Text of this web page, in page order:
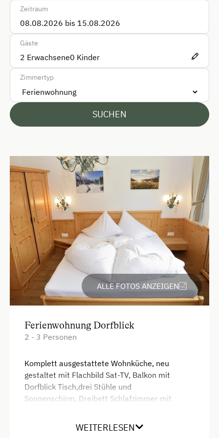
Akzeptierte Zahlungsmittel
Barzahlung
Überweisung / SEPA
Vor Ort gesprochene Sprachen
Parken
Kostenlose Parkplätze
Parkdeck
Unterkunftsart
Übernachtung auf der Alm möglich
Am Betrieb
Ab-Hof-Verkauf
Butter rühren
Butter- und Käskurs
Familienanschluss
Garten/Wiese
Hausgarten
Kreativangebot
Zeitraum
Gäste
2 Erwachsene0 Kinder
Zimmertyp
SUCHEN
ALLE FOTOS ANZEIGEN
Ferienwohnung Dorfblick
2 - 3 Personen
Komplett ausgestattete Wohnküche, neu
gestaltet mit Flachbild Sat-TV, Balkon mit
Dorfblick Tisch,drei Stühle und
Sonnenschirm, Dreibett Schlafzimmer mit
WEITERLESEN